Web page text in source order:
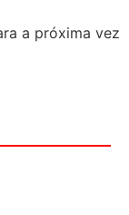
a próxima vez